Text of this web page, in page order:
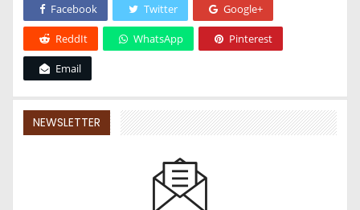
Facebook Twitter Google+
ReddIt WhatsApp Pinterest
Email
NEWSLETTER